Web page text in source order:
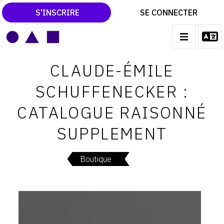
S'INSCRIRE SE CONNECTER
CATALOGUES RAISONNÉS
LES EXPOSITIONS
LES VERNISSAGES
ARCHIVES DES EXPOSITIONS
ACTUALITÉS DU MONDE DE L'ART
CLAUDE-ÉMILE
SCHUFFENECKER :
CATALOGUE RAISONNÉ
SUPPLEMENT
Boutique